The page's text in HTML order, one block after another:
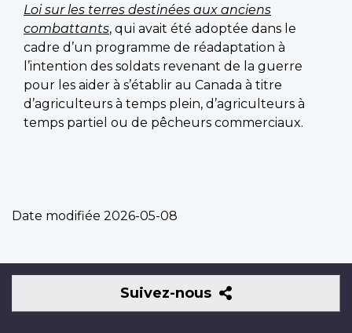
Loi sur les terres destinées aux anciens
combattants, qui avait été adoptée dans le
cadre d’un programme de réadaptation à
l’intention des soldats revenant de la guerre
pour les aider à s’établir au Canada à titre
d’agriculteurs à temps plein, d’agriculteurs à
temps partiel ou de pêcheurs commerciaux.
Date modifiée 2026-05-08
Suivez-nous
Suivez-
nous